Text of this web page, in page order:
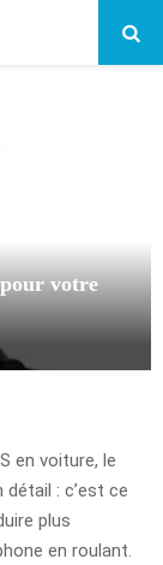
votre
en voiture, le
détail : c’est ce
plus
en roulant.